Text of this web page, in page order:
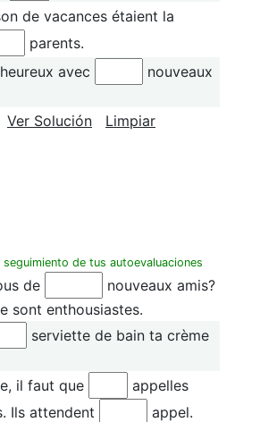
de vacances étaient la
parents.
avec
nouveaux
Ver Solución Limpiar
seguimiento de tus autoevaluaciones
de
nouveaux amis?
sont enthousiastes.
serviette de bain ta crème
il faut que
appelles
Ils attendent
appel.